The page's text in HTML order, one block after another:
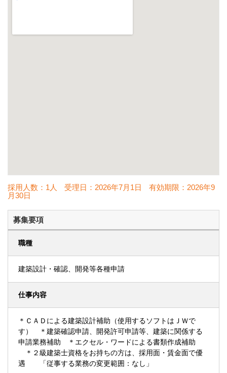
採用人数：1人 受理日： 2026年7月1日 有効期限： 2026年9
月30日
募集要項
職種
建築設計・確認、開発等各種申請
仕事内容
＊ＣＡＤによる建築設計補助（使用するソフトはＪＷで
す） ＊建築確認申請、開発許可申請等、建築に関係する
申請業務補助 ＊エクセル・ワードによる書類作成補助
＊２級建築士資格をお持ちの方は、採用面・賃金面で優
遇 「従事する業務の変更範囲：なし」